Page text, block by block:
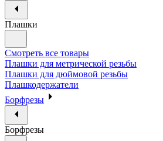
Плашки
Смотреть все товары
Плашки для метрической резьбы
Плашки для дюймовой резьбы
Плашкодержатели
Борфрезы
Борфрезы